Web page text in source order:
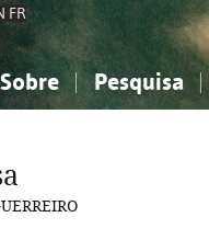
FR
Sobre Pesquisa
Ciências sociais...
Ciências sociais...